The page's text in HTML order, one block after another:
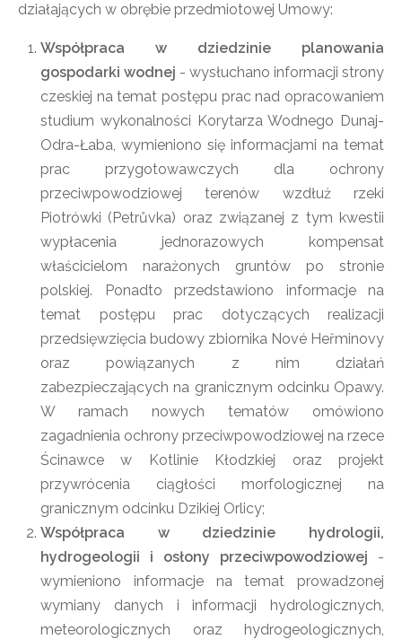
działających w obrębie przedmiotowej Umowy:
Współpraca w dziedzinie planowania
gospodarki wodnej - wysłuchano informacji strony
czeskiej na temat postępu prac nad opracowaniem
studium wykonalności Korytarza Wodnego Dunaj-
Odra-Łaba, wymieniono się informacjami na temat
prac przygotowawczych dla ochrony
przeciwpowodziowej terenów wzdłuż rzeki
Piotrówki (Petrůvka) oraz związanej z tym kwestii
wypłacenia jednorazowych kompensat
właścicielom narażonych gruntów po stronie
polskiej. Ponadto przedstawiono informacje na
temat postępu prac dotyczących realizacji
przedsięwzięcia budowy zbiornika Nové Heřminovy
oraz powiązanych z nim działań
zabezpieczających na granicznym odcinku Opawy.
W ramach nowych tematów omówiono
zagadnienia ochrony przeciwpowodziowej na rzece
Ścinawce w Kotlinie Kłodzkiej oraz projekt
przywrócenia ciągłości morfologicznej na
granicznym odcinku Dzikiej Orlicy;
Współpraca w dziedzinie hydrologii,
hydrogeologii i osłony przeciwpowodziowej -
wymieniono informacje na temat prowadzonej
wymiany danych i informacji hydrologicznych,
meteorologicznych oraz hydrogeologicznych,